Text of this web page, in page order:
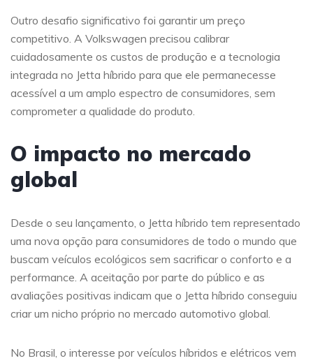
Outro desafio significativo foi garantir um preço
competitivo. A Volkswagen precisou calibrar
cuidadosamente os custos de produção e a tecnologia
integrada no Jetta híbrido para que ele permanecesse
acessível a um amplo espectro de consumidores, sem
comprometer a qualidade do produto.
O impacto no mercado
global
Desde o seu lançamento, o Jetta híbrido tem representado
uma nova opção para consumidores de todo o mundo que
buscam veículos ecológicos sem sacrificar o conforto e a
performance. A aceitação por parte do público e as
avaliações positivas indicam que o Jetta híbrido conseguiu
criar um nicho próprio no mercado automotivo global.
No Brasil, o interesse por veículos híbridos e elétricos vem